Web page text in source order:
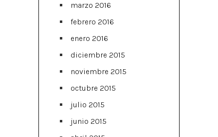
marzo 2016
febrero 2016
enero 2016
diciembre 2015
noviembre 2015
octubre 2015
julio 2015
junio 2015